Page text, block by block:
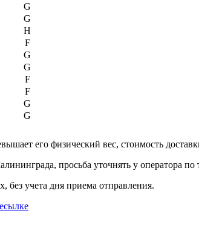
G
G
H
F
G
G
F
F
G
G
H
H
H
F
его физический вес, стоимость
просьба уточнять у оператора по
без учета дня приема отправления.